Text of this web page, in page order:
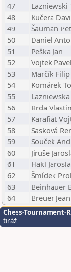
47
Lazniewski
48
Kučera
49
Šauman
50
Daniel
51
Peška Jan
52
Vojtek Pavel
53
Marčík Filip
54
Komárek
55
56
Brda
57
Karafiát
58
Sasková
59
Souček
60
Jiruše
61
Hakl
62
Šmídek
63
Beinhauer
64
Breuer
Chess-Tournament-
tiráž